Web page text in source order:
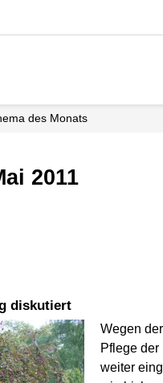
des Monats
2011
diskutiert
Wegen
Pflege
weiter